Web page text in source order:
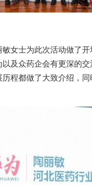
女士为此次活动做了
及众药企会有更深的
程都做了大致介绍，